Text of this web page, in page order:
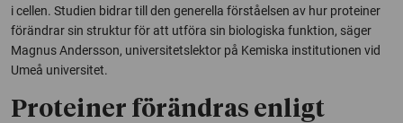
i cellen. Studien bidrar till den generella förståelsen av hur proteiner
förändrar sin struktur för att utföra sin biologiska funktion, säger
Magnus Andersson, universitetslektor på Kemiska institutionen vid
Umeå universitet.
Proteiner förändras enligt